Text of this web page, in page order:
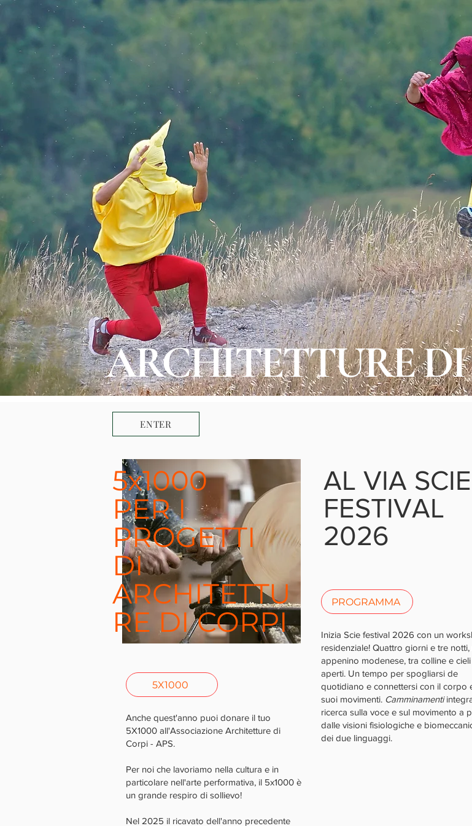
ARCHITETTURE DI
ENTER
5X1000
Anche quest'anno puoi donare il tuo
5X1000 all'Associazione Architetture di
Corpi - APS.
Per noi che lavoriamo nella cultura e in
particolare nell'arte performativa, il 5x1000 è
un grande respiro di sollievo!
Nel 2025 il ricavato dell'anno precedente
AL VIA SCIE
FESTIVAL
2026
PROGRAMMA
Inizia Scie festival 2026 con un
residenziale! Quattro giorni e tre notti,
appenino modenese, tra colline e cieli
aperti. Un tempo per spogliarsi de
quotidiano e connettersi con il corpo
suoi movimenti. Camminamenti
ricerca sulla voce e sul movimento a
dalle visioni fisiologiche e
dei due linguaggi.
5x1000
PER I
PROGETTI
DI
ARCHITETTU
RE DI CORPI